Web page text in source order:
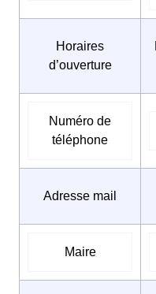
Horaires
d’ouverture
Numéro de
téléphone
Adresse mail
Maire